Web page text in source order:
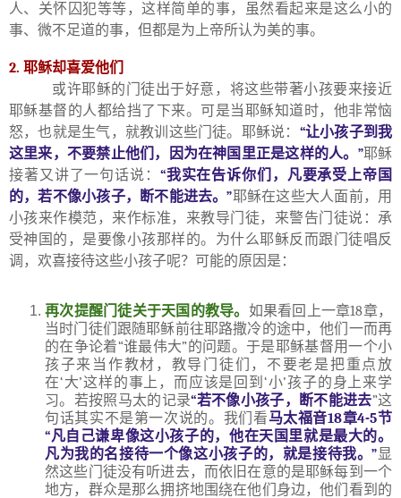
人、关怀囚犯等等，这样简单的事，虽然看起来是这么小的
事、微不足道的事，但都是为上帝所认为美的事。
2. 耶稣却喜爱他们
或许耶稣的门徒出于好意，将这些带著小孩要来接近
耶稣基督的人都给挡了下来。可是当耶稣知道时，他非常恼
怒，也就是生气，就教训这些门徒。耶稣说： “让小孩子到我
这里来，不要禁止他们，因为在神国里正是这样的人。 ”耶稣
接著又讲了一句话说： “我实在告诉你们，凡要承受上帝国
的，若不像小孩子，断不能进去。”耶稣在这些大人面前，用
小孩来作模范，来作标准，来教导门徒，来警告门徒说：承
受神国的，是要像小孩那样的。为什么耶稣反而跟门徒唱反
调，欢喜接待这些小孩子呢？可能的原因是：
再次提醒门徒关于天国的教导。 如果看回上一章18章，
当时门徒们跟随耶稣前往耶路撒冷的途中，他们一而再
的在争论着“谁最伟大”的问题。于是耶稣基督用一个小
孩子来当作教材，教导门徒们，不要老是把重点放
在‘大’这样的事上，而应该是回到 ‘小’孩子的身上来学
习。若按照马太的记录“若不像小孩子，断不能进去”这
句话其实不是第一次说的。我们看马太福音18章4-5节
“凡自己谦卑像这小孩子的，他在天国里就是最大的。
凡为我的名接待一个像这小孩子的，就是接待我。”显
然这些门徒没有听进去，而依旧在意的是耶稣每到一个
地方，群众是那么拥挤地围绕在他们身边，他们看到的